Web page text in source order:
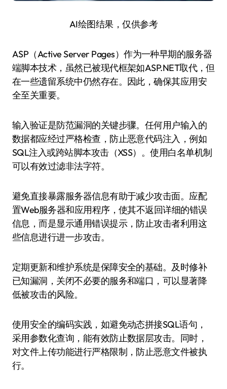
AI绘图结果，仅供参考
ASP（Active Server Pages）作为一种早期的服务器
端脚本技术，虽然已被现代框架如ASP.NET取代，但
在一些遗留系统中仍然存在。因此，确保其应用安
全至关重要。
输入验证是防范漏洞的关键步骤。任何用户输入的
数据都应经过严格检查，防止恶意代码注入，例如
SQL注入或跨站脚本攻击（XSS）。使用白名单机制
可以有效过滤非法字符。
避免直接暴露服务器信息有助于减少攻击面。应配
置Web服务器和应用程序，使其不返回详细的错误
信息，而是显示通用错误提示，防止攻击者利用这
些信息进行进一步攻击。
定期更新和维护系统是保障安全的基础。及时修补
已知漏洞，关闭不必要的服务和端口，可以显著降
低被攻击的风险。
使用安全的编码实践，如避免动态拼接SQL语句，
采用参数化查询，能有效防止数据层攻击。同时，
对文件上传功能进行严格限制，防止恶意文件被执
行。